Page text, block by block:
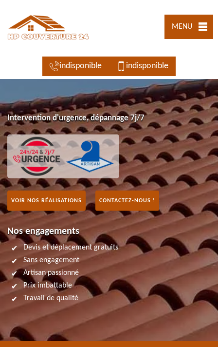
MENU
indisponible indisponible
Intervention d'urgence, dépannage 7j/7
VOIR NOS RÉALISATIONS CONTACTEZ-NOUS !
Nos engagements
Devis et déplacement gratuits
Sans engagement
Artisan passionné
Prix imbattable
Travail de qualité